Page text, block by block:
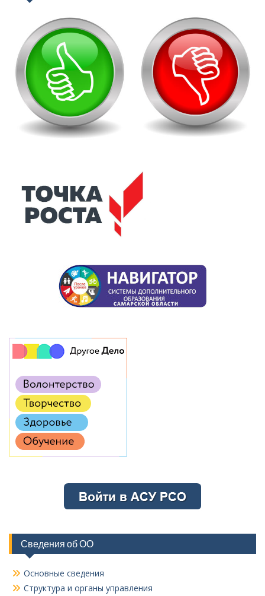
Сведения об ОО
Основные сведения
Структура и органы управления